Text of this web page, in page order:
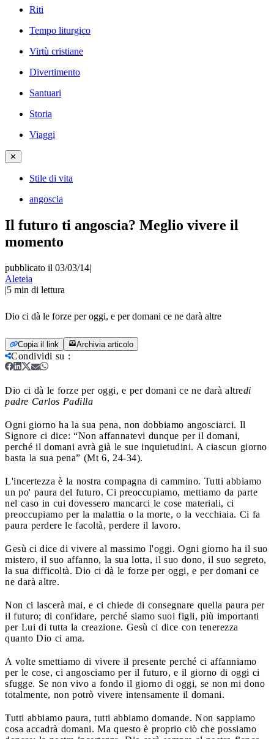
Riti
Tempo liturgico
Virtù cristiane
Divertimento
Santuari
Storia
Viaggi
✕
Stile di vita
angoscia
Il futuro ti angoscia? Meglio vivere il
momento
pubblicato il 03/03/14|
Aleteia
|5 min di lettura
Dio ci dà le forze per oggi, e per domani ce ne darà altre
Copia il link Archivia articolo
Condividi su :
Dio ci dà le forze per oggi, e per domani ce ne darà altredi
padre Carlos Padilla
Ogni giorno ha la sua pena, non dobbiamo angosciarci. Il
Signore ci dice: “Non affannatevi dunque per il domani,
perché il domani avrà già le sue inquietudini. A ciascun giorno
basta la sua pena” (Mt 6, 24-34).
L'incertezza è la nostra compagna di cammino. Tutti abbiamo
un po' paura del futuro. Ci preoccupiamo, mettiamo da parte
nel caso in cui dovessero mancarci le cose materiali, ci
preoccupiamo per la malattia o la morte, o la vecchiaia. Ci fa
paura perdere le facoltà, perdere il lavoro.
Gesù ci dice di vivere al massimo l'oggi. Ogni giorno ha il suo
mistero, il suo affanno, la sua lotta, il suo dono, il suo segreto,
la sua difficoltà. Dio ci dà le forze per oggi, e per domani ce
ne darà altre.
Non ci lascerà mai, e ci chiede di consegnare quella paura per
il futuro; di confidare, perché siamo suoi figli, più importanti
per Lui di tutta la creazione. Gesù ci dice con tenerezza
quanto Dio ci ama.
A volte smettiamo di vivere il presente perché ci affanniamo
per le cose, ci angosciamo per il futuro, e il giorno di oggi ci
sfugge. Se non vivo a fondo il giorno di oggi, se non mi dono
totalmente, non potrò vivere intensamente il domani.
Tutti abbiamo paura, tutti abbiamo domande. Non sappiamo
cosa accadrà domani. Ma questo è proprio ciò che possiamo